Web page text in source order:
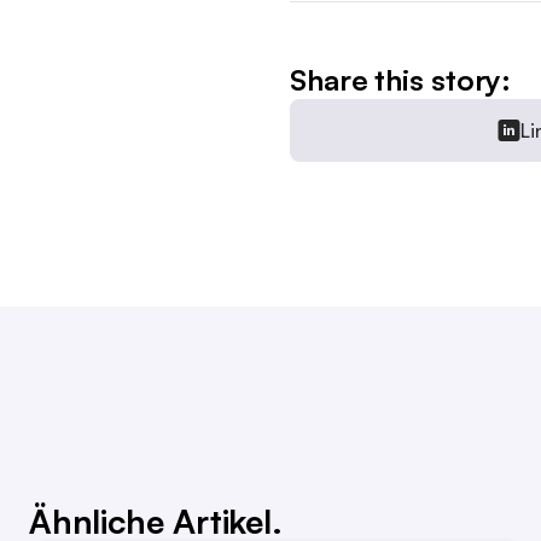
Share this story:
Ähnliche Artikel.